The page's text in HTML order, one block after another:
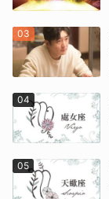
03
04
05